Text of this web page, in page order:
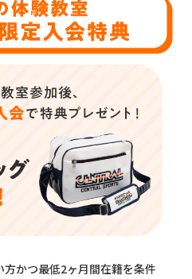
かつ最低2ヶ月間在籍を条件